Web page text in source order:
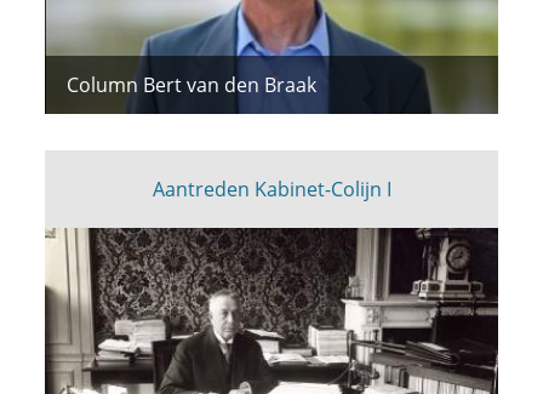
Column Bert van den Braak
Aantreden Kabinet-Colijn I